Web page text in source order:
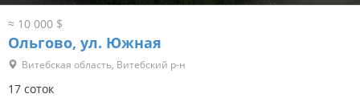
≈ 10 000 $
Ольгово, ул. Южная
Витебская область, Витебский р-н
17 соток